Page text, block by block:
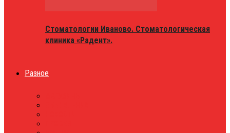
Стоматологии Иваново. Стоматологическая
клиника «Радент».
Разное